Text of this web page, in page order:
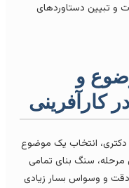
دستاوردهای
و
انتخاب یک موضوع
سنگ بنای تمامی
بسار زیادی